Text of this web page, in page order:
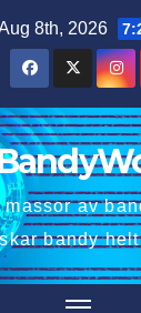
8th, 2026
massor av
bandy